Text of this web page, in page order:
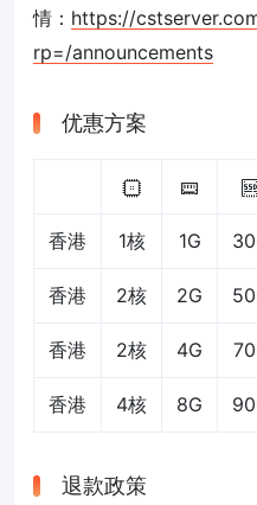
情： https://
rp=/announcements
优惠方案
香港 1核 1G
香港 2核 2G
香港 2核 4G
香港 4核 8G
退款政策